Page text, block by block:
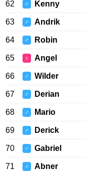
62 ♂ Kenny
63 ♂ Andrik
64 ♂ Robin
65 ♀ Angel
66 ♂ Wilder
67 ♂ Derian
68 ♂ Mario
69 ♂ Derick
70 ♂ Gabriel
71 ♂ Abner